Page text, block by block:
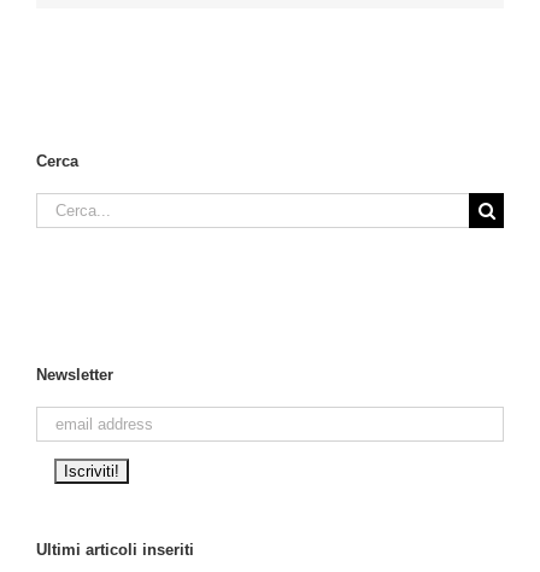
Cerca
Cerca
per:
Newsletter
Ultimi articoli inseriti